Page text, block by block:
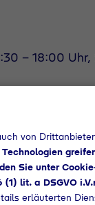
- 18:00
von
Technologien
Sie unter
(1) lit. a DSGVO
erläuterten